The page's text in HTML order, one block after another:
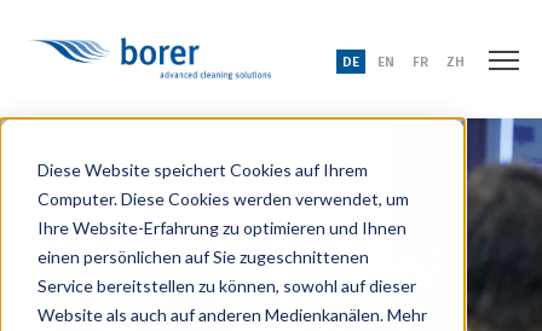
Diese Website speichert Cookies auf Ihrem
Computer. Diese Cookies werden verwendet, um
Ihre Website-Erfahrung zu optimieren und Ihnen
einen persönlichen auf Sie zugeschnittenen
Service bereitstellen zu können, sowohl auf dieser
Website als auch auf anderen Medienkanälen. Mehr
DE EN FR ZH